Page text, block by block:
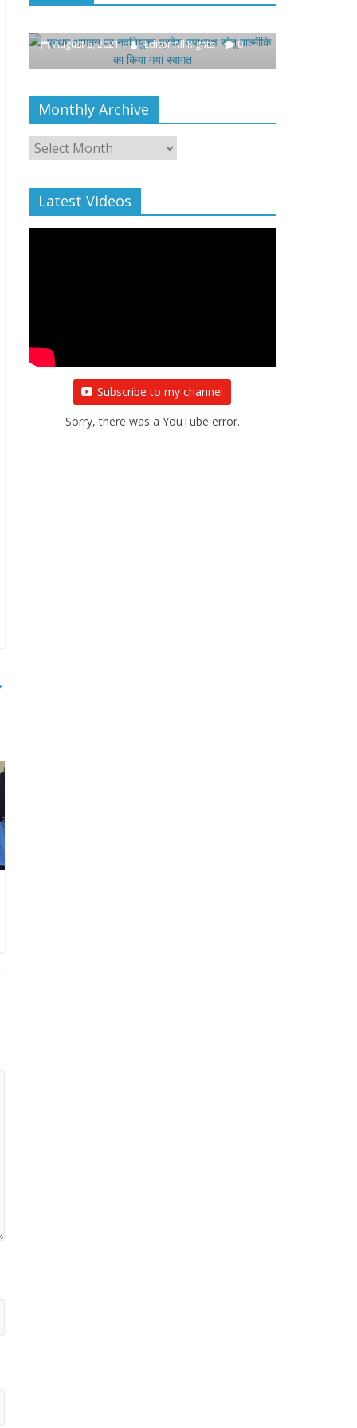
August 6, 2021 Editor All Rights 0
खिलाफ
Monthly Archive
Monthly
Archive
Latest Videos
Subscribe to my channel
Sorry, there was a YouTube error.